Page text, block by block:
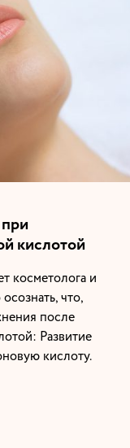
кислотой
косметолога и
что,
после
Развитие
кислоту.